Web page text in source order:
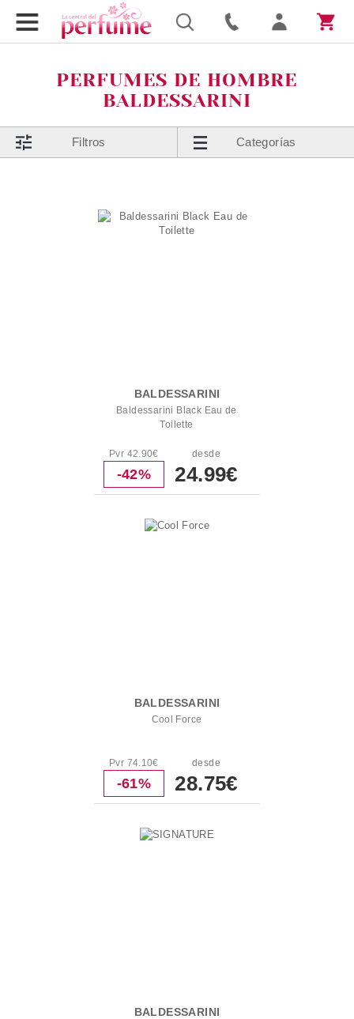
PERFUMES DE HOMBRE
BALDESSARINI
Filtros Categorías
BALDESSARINI
Baldessarini Black Eau de
Toilette
Pvr 42.90€
-42%
desde
24.99€
BALDESSARINI
Cool Force
Pvr 74.10€
-61%
desde
28.75€
BALDESSARINI